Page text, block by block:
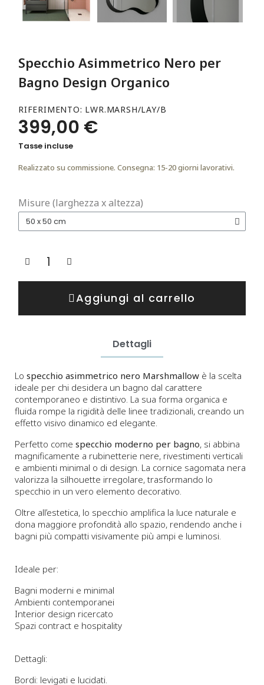
Specchio Asimmetrico Nero per
Bagno Design Organico
RIFERIMENTO LWR.MARSH/LAY/B
399,00 €
Tasse incluse
Realizzato su commissione. Consegna: 15-20 giorni lavorativi.
Misure (larghezza x altezza)
Aggiungi al carrello
Dettagli
Lo specchio asimmetrico nero Marshmallow è la scelta
ideale per chi desidera un bagno dal carattere
contemporaneo e distintivo. La sua forma organica e
fluida rompe la rigidità delle linee tradizionali, creando un
effetto visivo dinamico ed elegante.
Perfetto come specchio moderno per bagno, si abbina
magnificamente a rubinetterie nere, rivestimenti verticali
e ambienti minimal o di design. La cornice sagomata nera
valorizza la silhouette irregolare, trasformando lo
specchio in un vero elemento decorativo.
Oltre all’estetica, lo specchio amplifica la luce naturale e
dona maggiore profondità allo spazio, rendendo anche i
bagni più compatti visivamente più ampi e luminosi.
Ideale per:
Bagni moderni e minimal
Ambienti contemporanei
Interior design ricercato
Spazi contract e hospitality
Dettagli:
Bordi: levigati e lucidati.